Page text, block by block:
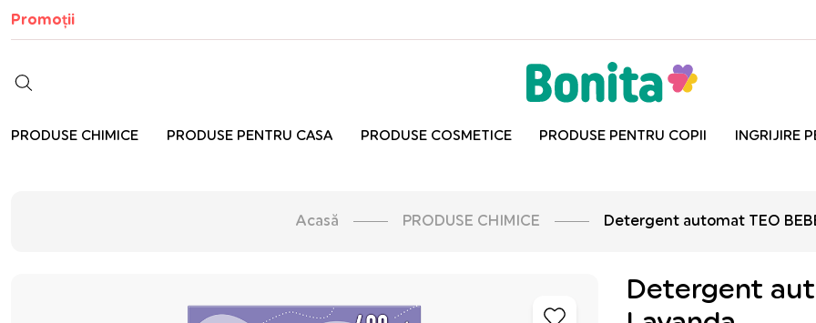
Promoții
PRODUSE CHIMICE PRODUSE PENTRU CASA PRODUSE COSMETICE PRODUSE PENTRU COPII INGRIJIRE
Acasă PRODUSE CHIMICE Detergent automat TEO
Detergent